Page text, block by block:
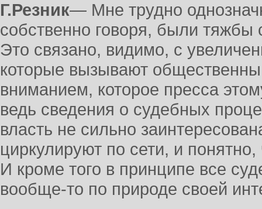
Г.Резник― Мне трудно
собственно говоря, были
Это связано, видимо, с
которые вызывают
вниманием, которое пресса
ведь сведения о судебных
власть не сильно
циркулируют по сети, и
И кроме того в принципе все
вообще-то по природе своей